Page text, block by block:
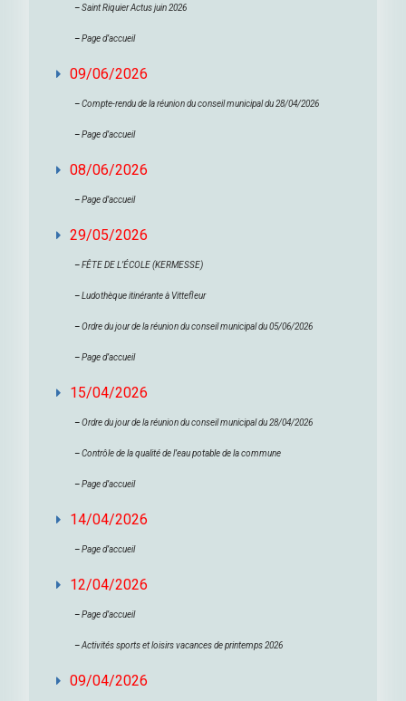
–Saint Riquier Actus juin 2026
–Page d’accueil
09/06/2026
–Compte-rendu de la réunion du conseil municipal du 28/04/2026
–Page d’accueil
08/06/2026
–Page d’accueil
29/05/2026
–FÊTE DE L’ÉCOLE (KERMESSE)
–Ludothèque itinérante à Vittefleur
–Ordre du jour de la réunion du conseil municipal du 05/06/2026
–Page d’accueil
15/04/2026
–Ordre du jour de la réunion du conseil municipal du 28/04/2026
–Contrôle de la qualité de l’eau potable de la commune
–Page d’accueil
14/04/2026
–Page d’accueil
12/04/2026
–Page d’accueil
–Activités sports et loisirs vacances de printemps 2026
09/04/2026